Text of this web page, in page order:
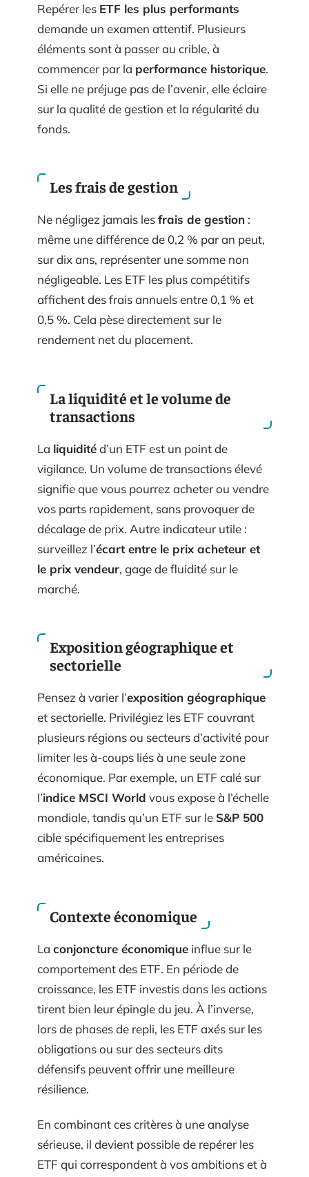
Repérer les ETF les plus performants
demande un examen attentif. Plusieurs
éléments sont à passer au crible, à
commencer par la performance historique.
Si elle ne préjuge pas de l’avenir, elle éclaire
sur la qualité de gestion et la régularité du
fonds.
Les frais de gestion
Ne négligez jamais lesfrais de gestion :
même une différence de 0,2 % par an peut,
sur dix ans, représenter une somme non
négligeable. Les ETF les plus compétitifs
affichent des frais annuels entre 0,1 % et
0,5 %. Cela pèse directement sur le
rendement net du placement.
La liquidité et le volume de
transactions
La liquiditéd’un ETF est un point de
vigilance. Un volume de transactions élevé
signifie que vous pourrez acheter ou vendre
vos parts rapidement, sans provoquer de
décalage de prix. Autre indicateur utile :
surveillez l’écart entre le prix acheteur et
le prix vendeur, gage de fluidité sur le
marché.
Exposition géographique et
sectorielle
Pensez à varier l’exposition géographique
et sectorielle. Privilégiez les ETF couvrant
plusieurs régions ou secteurs d’activité pour
limiter les à-coups liés à une seule zone
économique. Par exemple, un ETF calé sur
l’indice MSCI World vous expose à l’échelle
mondiale, tandis qu’un ETF sur le S&P 500
cible spécifiquement les entreprises
américaines.
Contexte économique
La conjoncture économique influe sur le
comportement des ETF. En période de
croissance, les ETF investis dans les actions
tirent bien leur épingle du jeu. À l’inverse,
lors de phases de repli, les ETF axés sur les
obligations ou sur des secteurs dits
défensifs peuvent offrir une meilleure
résilience.
En combinant ces critères à une analyse
sérieuse, il devient possible de repérer les
ETF qui correspondent à vos ambitions et à